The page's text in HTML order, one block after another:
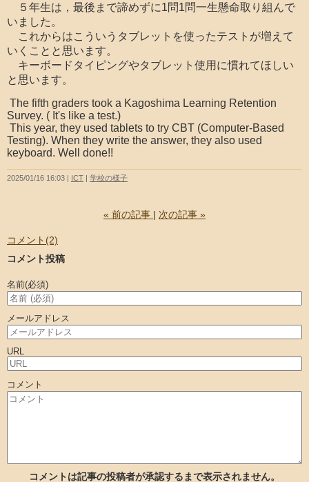
５年生は，最後まで諦めずに1問1問一生懸命取り組んで
いました。
これからはこういうタブレットを使ったテストが増えて
いくことと思います。
キーボードタイピングやタブレット使用に慣れてほしい
と思います。
The fifth graders took a Kagoshima Learning Retention
Survey. ( It's like a test.)
This year, they used tablets to try CBT (Computer-Based
Testing). When they write the answer, they also used
keyboard. Well done!!
2025/01/16 16:03 ICT 学校の様子
« 前の記事 次の記事 »
コメント(2)
コメント投稿
名前(必須)
メールアドレス
URL
コメント
コメントは記事の投稿者が承認するまで表示されません。